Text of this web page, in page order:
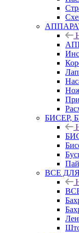
БИСЕР,
ВСЕ